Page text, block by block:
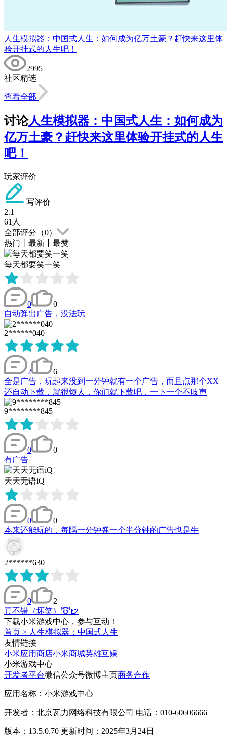
人生模拟器：中国式人生：如何成为亿万土豪？赶快来这里体
验开挂式的人生吧！
2995
社区精选
查看全部
讨论人生模拟器：中国式人生：如何成为
亿万土豪？赶快来这里体验开挂式的人生
吧！
玩家评价
写评价
2.1
61 人
全部评分（0）
热门
最新 最赞
每天都要笑一笑
0
0
自动弹出广告，没法玩
2******040
2
6
全是广告，玩起来没到一分钟就有一个广告，而且点那个XX
还自动下载，就很烦人，你们就下载吧，一下一个不吱声
9********845
0
0
有广告
天天无语iQ
0
0
本来还能玩的，每隔一分钟弹一个半分钟的广告也是牛
2******630
0
2
真不错（坏笑）🐮🍺
下载小米游戏中心，参与互动！
首页 > 人生模拟器：中国式人生
友情链接
小米应用商店小米商城英雄互娱
小米游戏中心
开发者平台微信公众号微博主页商务合作
应用名称：小米游戏中心
开发者：北京瓦力网络科技有限公司 电话：010-60606666
版本：13.5.0.70 更新时间：2025年3月24日